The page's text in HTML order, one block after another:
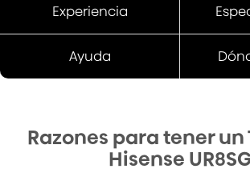
Experiencia
Ayuda
Razones para tener un
Hisense